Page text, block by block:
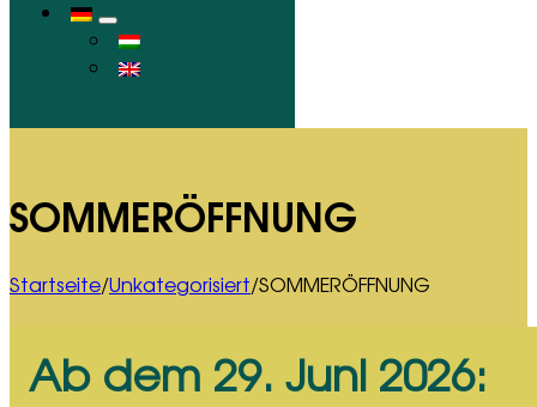
SOMMERÖFFNUNG
Startseite/Unkategorisiert/SOMMERÖFFNUNG
Ab dem 29. Juni 2026: